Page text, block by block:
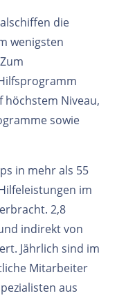
die
wenigsten
höchstem Niveau,
sowie
in mehr als 55
im
2,8
indirekt von
Jährlich sind im
Mitarbeiter
aus